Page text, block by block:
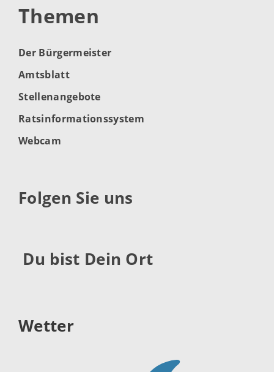
Themen
Der Bürgermeister
Amtsblatt
Stellenangebote
Ratsinformationssystem
Webcam
Folgen Sie uns
Du bist Dein Ort
Wetter